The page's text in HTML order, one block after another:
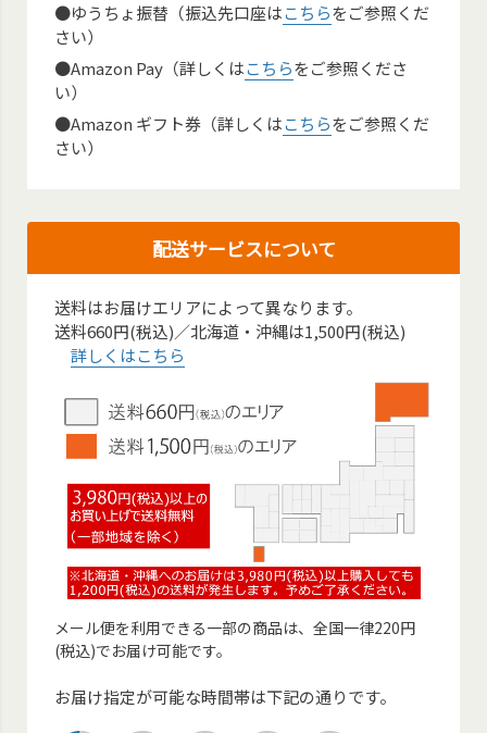
●ゆうちょ振替（振込先口座はこちらをご参照くだ
さい）
●Amazon Pay（詳しくはこちらをご参照くださ
い）
●Amazon ギフト券（詳しくはこちらをご参照くだ
さい）
配送サービスについて
送料はお届けエリアによって異なります。
送料660円(税込)／北海道・沖縄は1,500円(税込)
詳しくはこちら
メール便を利用できる一部の商品は、全国一律220円
(税込)でお届け可能です。
お届け指定が可能な時間帯は下記の通りです。